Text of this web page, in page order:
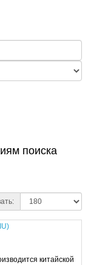
поиска
китайской